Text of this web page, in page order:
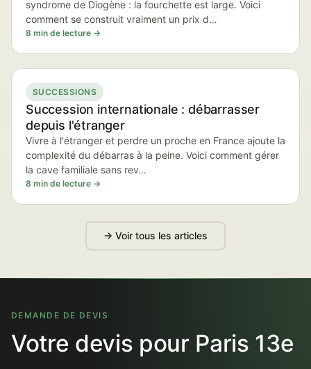
syndrome de Diogène : la fourchette est large. Voici
comment se construit vraiment un prix d…
8 min de lecture →
SUCCESSIONS
Succession internationale : débarrasser
depuis l'étranger
Vivre à l'étranger et perdre un proche en France ajoute la
complexité du débarras à la peine. Voici comment gérer
la cave familiale sans rev…
8 min de lecture →
→ Voir tous les articles
DEMANDE DE DEVIS
Votre devis pour Paris 13e